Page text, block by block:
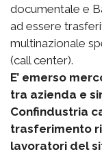
documentale e
ad essere
multinazionale
(call center).
E’ emerso
tra azienda e
Confindustria
trasferimento
lavoratori del